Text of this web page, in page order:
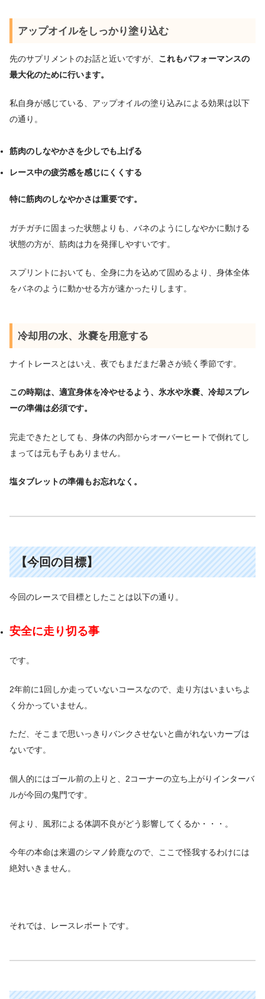
アップオイルをしっかり塗り込む
先のサプリメントのお話と近いですが、 これもパフォーマンスの
最大化のために行います。
私自身が感じている、アップオイルの塗り込みによる効果は以下
の通り。
筋肉のしなやかさを少しでも上げる
レース中の疲労感を感じにくくする
特に筋肉のしなやかさは重要です。
ガチガチに固まった状態よりも、バネのようにしなやかに動ける
状態の方が、筋肉は力を発揮しやすいです。
スプリントにおいても、全身に力を込めて固めるより、身体全体
をバネのように動かせる方が速かったりします。
冷却用の水、氷嚢を用意する
ナイトレースとはいえ、夜でもまだまだ暑さが続く季節です。
この時期は、適宜身体を冷やせるよう、氷水や氷嚢、冷却スプレ
ーの準備は必須です。
完走できたとしても、身体の内部からオーバーヒートで倒れてし
まっては元も子もありません。
塩タブレットの準備もお忘れなく。
【今回の目標】
今回のレースで目標としたことは以下の通り。
安全に走り切る事
です。
2年前に1回しか走っていないコースなので、走り方はいまいちよ
く分かっていません。
ただ、そこまで思いっきりバンクさせないと曲がれないカーブは
ないです。
個人的にはゴール前の上りと、2コーナーの立ち上がりインターバ
ルが今回の鬼門です。
何より、風邪による体調不良がどう影響してくるか・・・。
今年の本命は来週のシマノ鈴鹿なので、ここで怪我するわけには
絶対いきません。
それでは、レースレポートです。